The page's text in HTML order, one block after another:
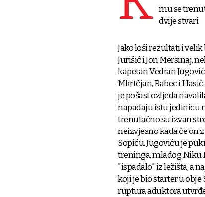
mu se
dvije stvari.
Jako loši rezultati i
Jurišić i Jon Mersinaj,
kapetan Vedran
Mkrtčjan, Babec i
je pošast ozljeda
napadaju istu jedinicu
trenutačno su izvan
neizvjesno kada će on
Sopiću. Jugoviću je
treninga, mladog Niku
"ispadalo" iz ležišta, a
koji je bio starter u obje
ruptura aduktora